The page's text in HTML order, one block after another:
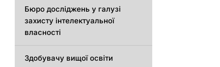
Бюро досліджень у галузі
захисту інтелектуальної
власності
Здобувачу вищої освіти